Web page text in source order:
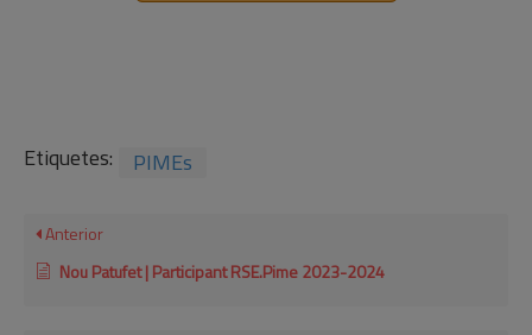
Etiquetes: PIMEs
Anterior
Nou Patufet | Participant RSE.Pime 2023-2024